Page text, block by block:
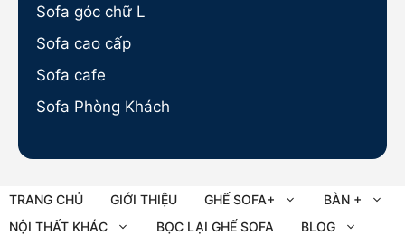
Sofa góc chữ L
Sofa cao cấp
Sofa cafe
Sofa Phòng Khách
TRANG CHỦ GIỚI THIỆU GHẾ SOFA+
BÀN +
NỘI THẤT KHÁC
BỌC LẠI GHẾ SOFA BLOG